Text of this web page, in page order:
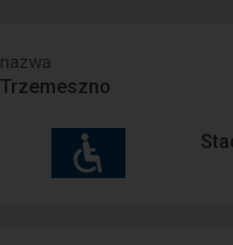
nazwa
Trzemeszno